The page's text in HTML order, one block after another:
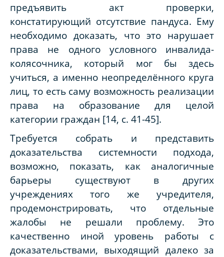
предъявить акт проверки,
констатирующий отсутствие пандуса. Ему
необходимо доказать, что это нарушает
права не одного условного инвалида-
колясочника, который мог бы здесь
учиться, а именно неопределённого круга
лиц, то есть саму возможность реализации
права на образование для целой
категории граждан [14, с. 41-45].
Требуется собрать и представить
доказательства системности подхода,
возможно, показать, как аналогичные
барьеры существуют в других
учреждениях того же учредителя,
продемонстрировать, что отдельные
жалобы не решали проблему. Это
качественно иной уровень работы с
доказательствами, выходящий далеко за